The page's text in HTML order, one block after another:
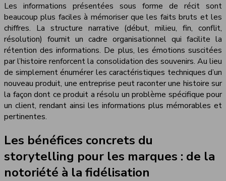
Les informations présentées sous forme de récit sont
beaucoup plus faciles à mémoriser que les faits bruts et les
chiffres. La structure narrative (début, milieu, fin, conflit,
résolution) fournit un cadre organisationnel qui facilite la
rétention des informations. De plus, les émotions suscitées
par l’histoire renforcent la consolidation des souvenirs. Au lieu
de simplement énumérer les caractéristiques techniques d’un
nouveau produit, une entreprise peut raconter une histoire sur
la façon dont ce produit a résolu un problème spécifique pour
un client, rendant ainsi les informations plus mémorables et
pertinentes.
Les bénéfices concrets du
storytelling pour les marques : de la
notoriété à la fidélisation